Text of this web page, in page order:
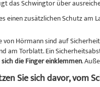
das Schwingtor über
einen zusätzlichen Schutz am
Hörmann sind auf
am Torblatt. Ein
die Finger einklemmen.
Sie sich davor, vom